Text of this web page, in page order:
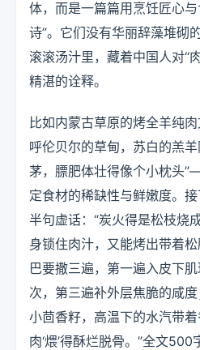
体，而是一篇篇用烹饪匠心
诗”。它们没有华丽辞藻堆砌
滚滚汤汁里，藏着中国人对“
精湛的诠释。
比如内蒙古草原的烤全羊纯
呼伦贝尔的草甸，苏白的羔
茅，膘肥体壮得像个小枕头
定食材的稀缺性与鲜嫩度。
半句虚话：“炭火得是松枝烧
身锁住肉汁，又能烤出带着
巴要撒三遍，第一遍入皮下
次，第三遍补外层焦脆的咸
小茴香籽，高温下的水汽带
肉‘煨’得酥烂脱骨。”全文